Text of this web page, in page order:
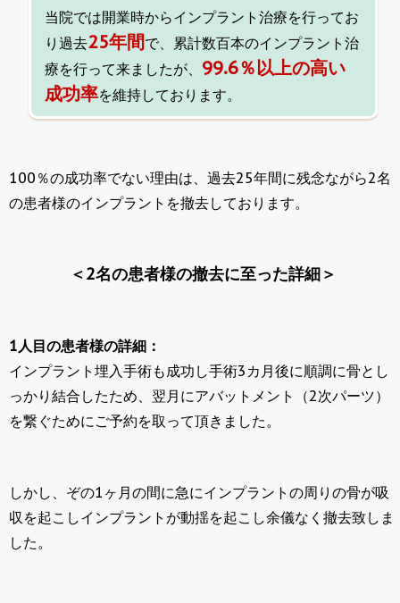
当院では開業時からインプラント治療を行ってお
り過去25年間で、累計数百本のインプラント治
療を行って来ましたが、 99.6％以上の高い
成功率を維持しております。
100％の成功率でない理由は、過去25年間に残念ながら2名
の患者様のインプラントを撤去しております。
＜2名の患者様の撤去に至った詳細＞
1人目の患者様の詳細：
インプラント埋入手術も成功し手術3カ月後に順調に骨とし
っかり結合したため、翌月にアバットメント（2次パーツ）
を繋ぐためにご予約を取って頂きました。
しかし、ぞの1ヶ月の間に急にインプラントの周りの骨が吸
収を起こしインプラントが動揺を起こし余儀なく撤去致しま
した。